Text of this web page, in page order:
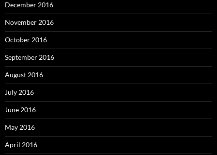
December 2016
November 2016
October 2016
September 2016
August 2016
July 2016
June 2016
May 2016
April 2016